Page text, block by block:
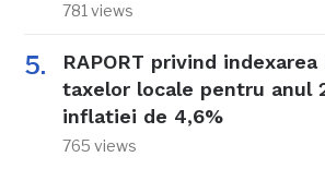
781 views
RAPORT privind
taxelor locale pentru anul
inflatiei de 4,6%
765 views